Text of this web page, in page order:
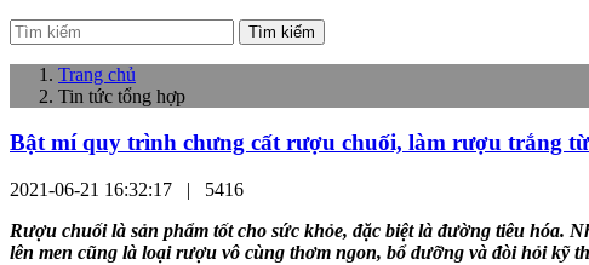
Tìm kiếm
Trang chủ
Tin tức tổng hợp
Bật mí quy trình chưng cất rượu chuối, làm rượu trắng
2021-06-21 16:32:17 | 5416
Rượu chuối là sản phẩm tốt cho sức khỏe, đặc biệt là đường tiêu
lên men cũng là loại rượu vô cùng thơm ngon, bổ dưỡng và đòi hỏi kỹ